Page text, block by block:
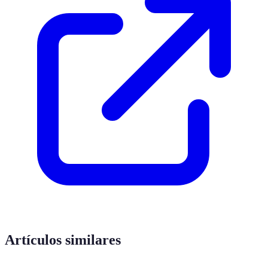
Artículos similares